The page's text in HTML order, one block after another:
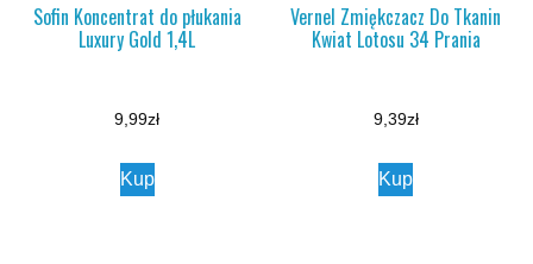
Sofin Koncentrat do płukania
Luxury Gold 1,4L
9,99zł
Kup
Vernel Zmiękczacz Do Tkanin
Kwiat Lotosu 34 Prania
9,39zł
Kup